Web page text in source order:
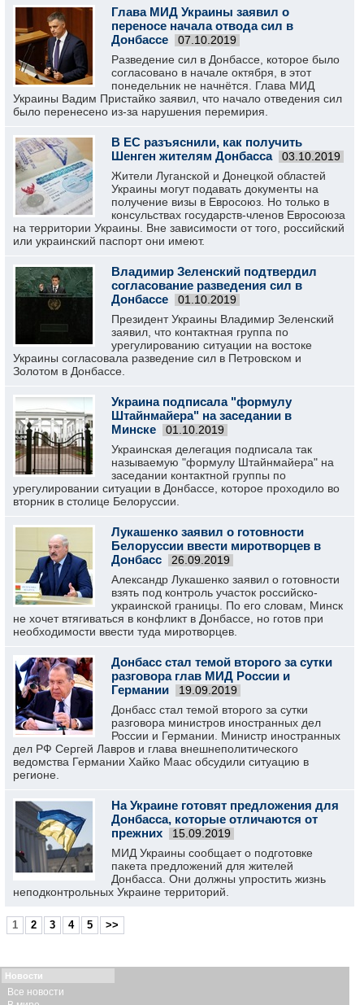
Глава МИД Украины заявил о
переносе начала отвода сил в
Донбассе
07.10.2019
Разведение сил в Донбассе, которое было
согласовано в начале октября, в этот
понедельник не начнётся. Глава МИД
Украины Вадим Пристайко заявил, что начало отведения сил
было перенесено из-за нарушения перемирия.
В ЕС разъяснили, как получить
Шенген жителям Донбасса
03.10.2019
Жители Луганской и Донецкой областей
Украины могут подавать документы на
получение визы в Евросоюз. Но только в
консульствах государств-членов Евросоюза
на территории Украины. Вне зависимости от того, российский
или украинский паспорт они имеют.
Владимир Зеленский подтвердил
согласование разведения сил в
Донбассе
01.10.2019
Президент Украины Владимир Зеленский
заявил, что контактная группа по
урегулированию ситуации на востоке
Украины согласовала разведение сил в Петровском и
Золотом в Донбассе.
Украина подписала "формулу
Штайнмайера" на заседании в
Минске
01.10.2019
Украинская делегация подписала так
называемую "формулу Штайнмайера" на
заседании контактной группы по
урегулировании ситуации в Донбассе, которое проходило во
вторник в столице Белоруссии.
Лукашенко заявил о готовности
Белоруссии ввести миротворцев в
Донбасс
26.09.2019
Александр Лукашенко заявил о готовности
взять под контроль участок российско-
украинской границы. По его словам, Минск
не хочет втягиваться в конфликт в Донбассе, но готов при
необходимости ввести туда миротворцев.
Донбасс стал темой второго за сутки
разговора глав МИД России и
Германии
19.09.2019
Донбасс стал темой второго за сутки
разговора министров иностранных дел
России и Германии. Министр иностранных
дел РФ Сергей Лавров и глава внешнеполитического
ведомства Германии Хайко Маас обсудили ситуацию в
регионе.
На Украине готовят предложения для
Донбасса, которые отличаются от
прежних
15.09.2019
МИД Украины сообщает о подготовке
пакета предложений для жителей
Донбасса. Они должны упростить жизнь
неподконтрольных Украине территорий.
1 2 3 4 5 >>
Новости
Все новости